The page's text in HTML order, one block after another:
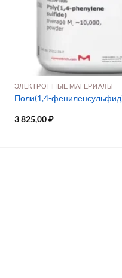
ЭЛЕКТРОННЫЕ МАТЕРИАЛЫ
Поли(1,4-
3 825,00₽